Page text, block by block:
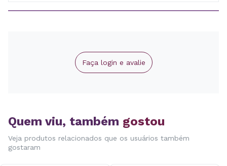
Faça login e avalie
Quem viu, também gostou
Veja produtos relacionados que os usuários também
gostaram